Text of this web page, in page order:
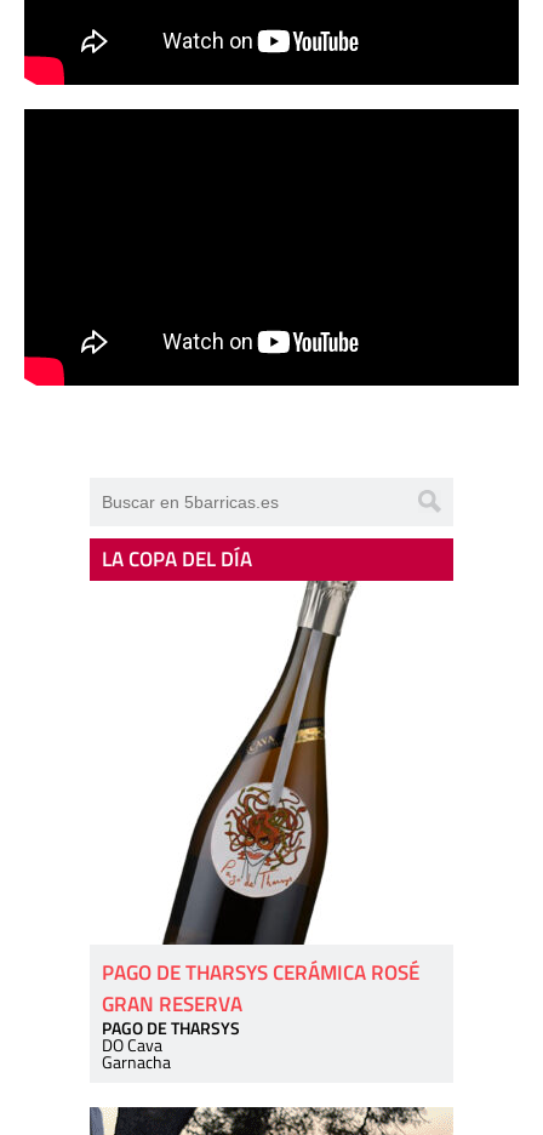
LA COPA DEL DÍA
PAGO DE THARSYS CERÁMICA ROSÉ
GRAN RESERVA
PAGO DE THARSYS
DO Cava
Garnacha